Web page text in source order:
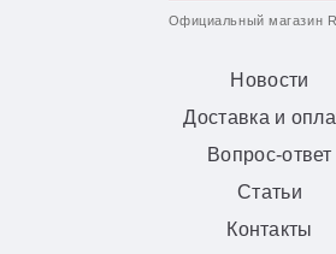
Официальный магазин
Новости
Доставка и
Вопрос-ответ
Статьи
Контакты